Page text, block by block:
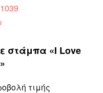
στάμπα «I Love
τιμής